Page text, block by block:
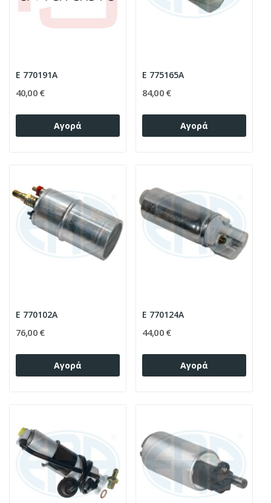
E 770191A
40,00 €
Αγορά
E 775165A
84,00 €
Αγορά
E 770102A
76,00 €
Αγορά
E 770124A
44,00 €
Αγορά